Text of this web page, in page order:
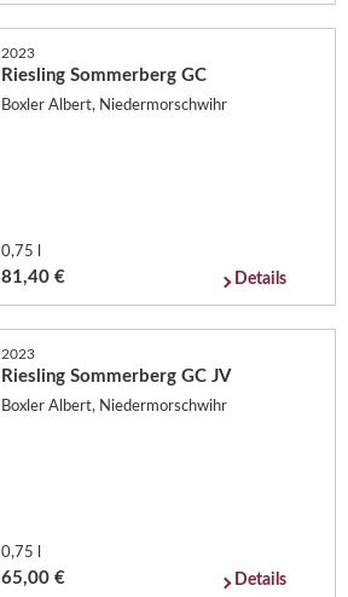
2023
Riesling Sommerberg GC
Boxler Albert, Niedermorschwihr
0,75 l
81,40 € Details
2023
Riesling Sommerberg GC JV
Boxler Albert, Niedermorschwihr
0,75 l
65,00 € Details